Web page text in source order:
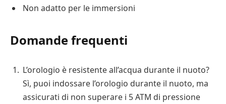
Non adatto per le immersioni
Domande frequenti
L’orologio è resistente all’acqua durante il nuoto?
Sì, puoi indossare l’orologio durante il nuoto, ma
assicurati di non superare i 5 ATM di pressione